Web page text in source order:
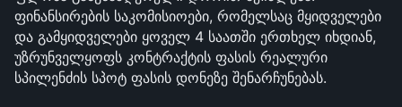
ფინანსირების საკომისიოები, რომელსაც მყიდველები
და გამყიდველები ყოველ 4 საათში ერთხელ იხდიან,
უზრუნველყოფს კონტრაქტის ფასის რეალური
სპილენძის სპოტ ფასის დონეზე შენარჩუნებას.